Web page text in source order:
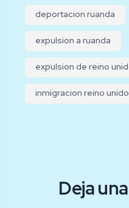
deportacion ruanda
expulsion a ruanda
expulsion de reino
inmigracion reino unido
Deja